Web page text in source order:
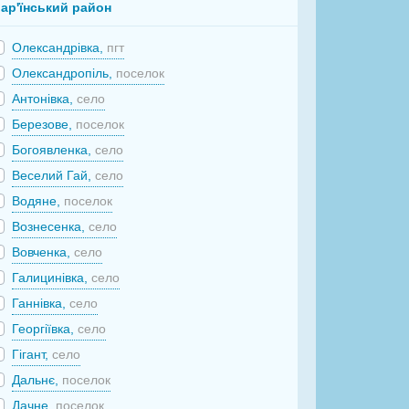
район
Олександрівка, пгт
Олександропіль, поселок
Антонівка,село
Березове, поселок
Богоявленка,село
Веселий Гай,село
Водяне, поселок
Вознесенка,село
Вовченка,село
Галицинівка,село
Ганнівка,село
Георгіївка,село
Гігант,село
Дальнє, поселок
Дачне, поселок